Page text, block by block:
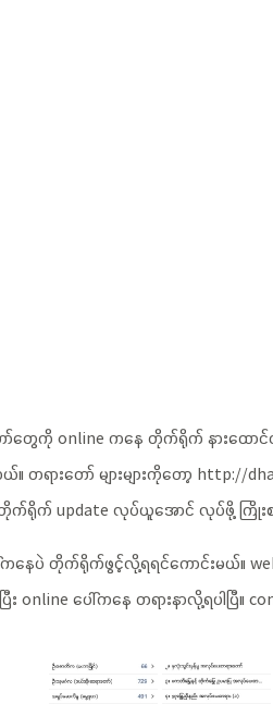
ာ်တွေကို online ကနေ တိုက်ရိုက် နားထေ
ရားတော် များများကိုတော့ http://
က် update လုပ်ယူအောင် လုပ်ဖို့ ကြိုးစာ
နေပဲ တိုက်ရိုက်ဖွင့်လို့ရရင်ကောင်းမယ်။
း online ပေါ်ကနေ တရားနာလို့ရပါပ